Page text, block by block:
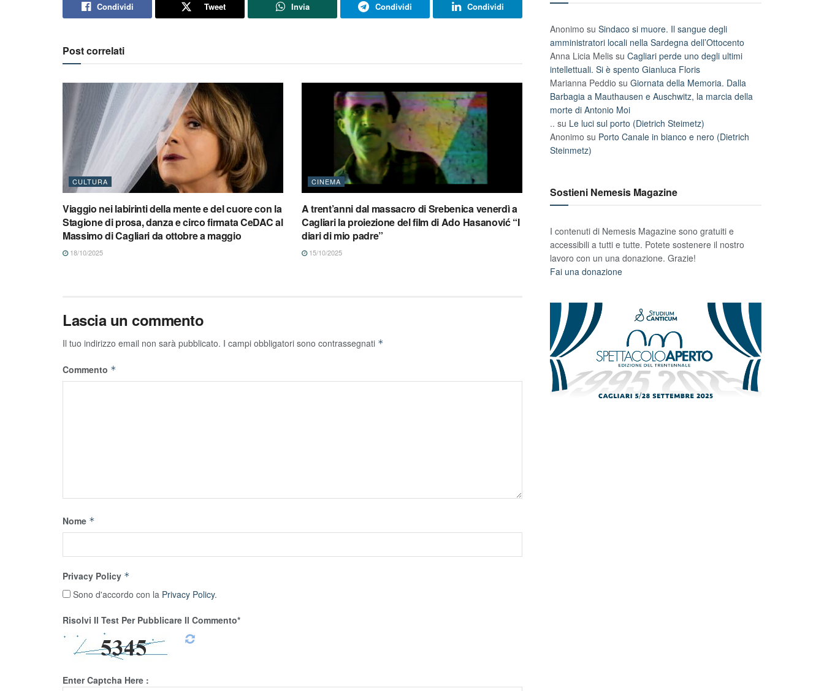
Condividi Tweet Invia Condividi Condividi
Post correlati
CULTURA
Viaggio nei labirinti della mente e del cuore con la
Stagione di prosa, danza e circo firmata CeDAC al
Massimo di Cagliari da ottobre a maggio
18/10/2025
CINEMA
A trent’anni dal massacro di Srebenica venerdì a
Cagliari la proiezione del film di Ado Hasanović “I
diari di mio padre”
15/10/2025
Lascia un commento
Il tuo indirizzo email non sarà pubblicato. I campi obbligatori sono contrassegnati *
Commento *
Nome *
Privacy Policy *
Sono d'accordo con la Privacy Policy.
Risolvi Il Test Per Pubblicare Il Commento*
Enter Captcha Here :
Anonimo su Sindaco si muore. Il sangue degli
amministratori locali nella Sardegna dell’Ottocento
Anna Licia Melis su Cagliari perde uno degli ultimi
intellettuali. Si è spento Gianluca Floris
Marianna Peddio su Giornata della Memoria. Dalla
Barbagia a Mauthausen e Auschwitz, la marcia della
morte di Antonio Moi
.. su Le luci sul porto (Dietrich Steimetz)
Anonimo su Porto Canale in bianco e nero (Dietrich
Steinmetz)
Sostieni Nemesis Magazine
I contenuti di Nemesis Magazine sono gratuiti e
accessibili a tutti e tutte. Potete sostenere il nostro
lavoro con un una donazione. Grazie!
Fai una donazione